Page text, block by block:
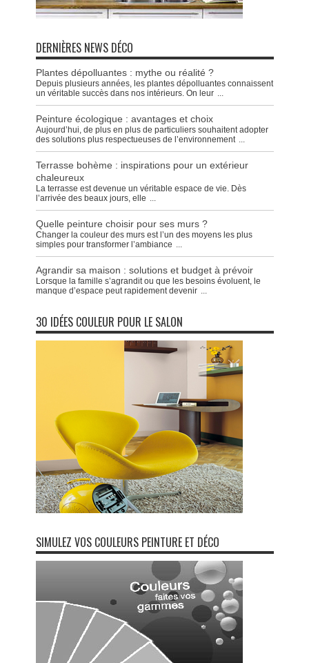
DERNIÈRES NEWS DÉCO
Plantes dépolluantes : mythe ou réalité ?
Depuis plusieurs années, les plantes dépolluantes connaissent
un véritable succès dans nos intérieurs. On leur ...
Peinture écologique : avantages et choix
Aujourd’hui, de plus en plus de particuliers souhaitent adopter
des solutions plus respectueuses de l’environnement ...
Terrasse bohème : inspirations pour un extérieur
chaleureux
La terrasse est devenue un véritable espace de vie. Dès
l’arrivée des beaux jours, elle ...
Quelle peinture choisir pour ses murs ?
Changer la couleur des murs est l’un des moyens les plus
simples pour transformer l’ambiance ...
Agrandir sa maison : solutions et budget à prévoir
Lorsque la famille s’agrandit ou que les besoins évoluent, le
manque d’espace peut rapidement devenir ...
30 IDÉES COULEUR POUR LE SALON
SIMULEZ VOS COULEURS PEINTURE ET DÉCO